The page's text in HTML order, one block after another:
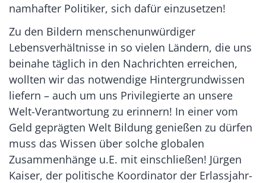
namhafter Politiker, sich dafür einzusetzen!
Zu den Bildern menschenunwürdiger
Lebensverhältnisse in so vielen Ländern, die uns
beinahe täglich in den Nachrichten erreichen,
wollten wir das notwendige Hintergrundwissen
liefern – auch um uns Privilegierte an unsere
Welt-Verantwortung zu erinnern! In einer vom
Geld geprägten Welt Bildung genießen zu dürfen
muss das Wissen über solche globalen
Zusammenhänge u.E. mit einschließen! Jürgen
Kaiser, der politische Koordinator der Erlassjahr-